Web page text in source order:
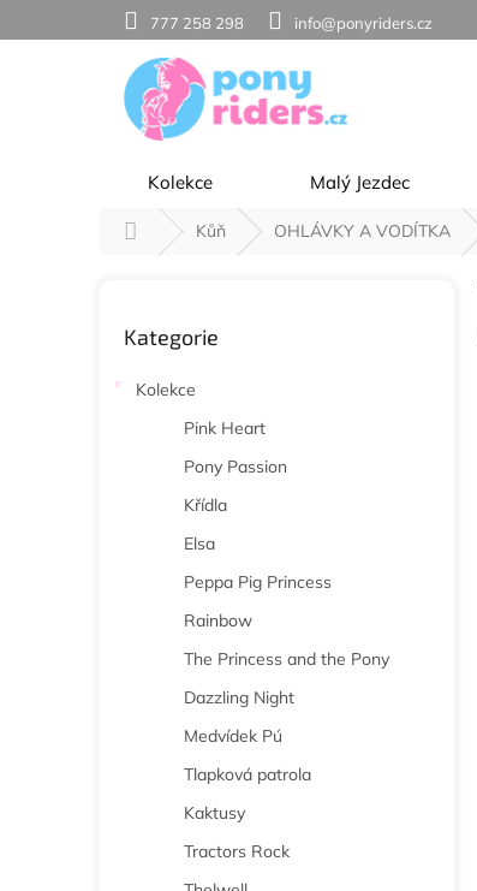
777 258 298 info@ponyriders.cz
Kolekce Malý Jezdec
Domů Kůň OHLÁVKY A VODÍTKA
kategorie
Kategorie
Kolekce
Pink Heart
Pony Passion
Křídla
Elsa
Peppa Pig Princess
Rainbow
The Princess and the Pony
Dazzling Night
Medvídek Pú
Tlapková patrola
Kaktusy
Tractors Rock